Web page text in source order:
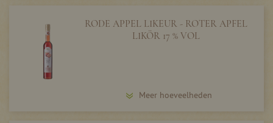
RODE APPEL LIKEUR - ROTER APFEL
LIKÖR 17 % VOL
Meer hoeveelheden